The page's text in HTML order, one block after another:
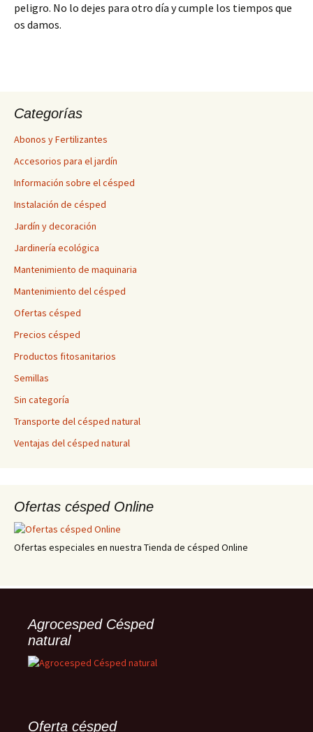
peligro. No lo dejes para otro día y cumple los tiempos que
os damos.
Categorías
Abonos y Fertilizantes
Accesorios para el jardín
Información sobre el césped
Instalación de césped
Jardín y decoración
Jardinería ecológica
Mantenimiento de maquinaria
Mantenimiento del césped
Ofertas césped
Precios césped
Productos fitosanitarios
Semillas
Sin categoría
Transporte del césped natural
Ventajas del césped natural
Ofertas césped Online
Ofertas especiales en nuestra Tienda de césped Online
Agrocesped Césped
natural
Oferta césped